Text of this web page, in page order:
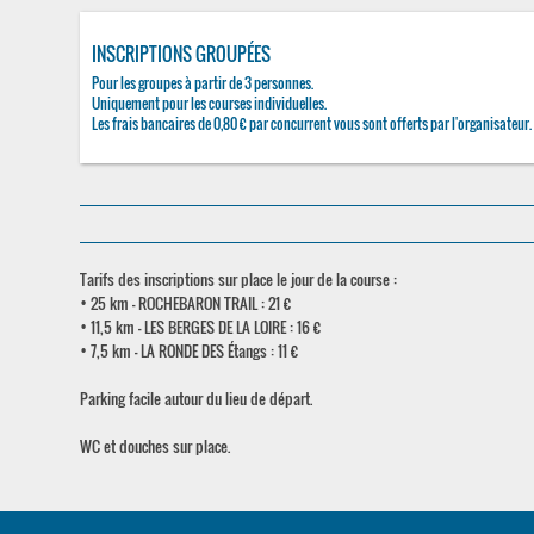
INSCRIPTIONS GROUPÉES
Pour les groupes à partir de 3 personnes.
Uniquement pour les courses individuelles.
Les frais bancaires de 0,80 € par concurrent vous sont offerts par l'organisateur.
Tarifs des inscriptions sur place le jour de la course :
• 25 km - ROCHEBARON TRAIL : 21 €
• 11,5 km - LES BERGES DE LA LOIRE : 16 €
• 7,5 km - LA RONDE DES Étangs : 11 €
Parking facile autour du lieu de départ.
WC et douches sur place.